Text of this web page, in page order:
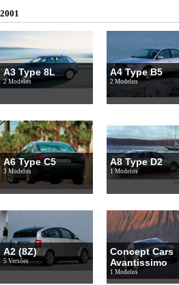
2001
A3 Type 8L
2 Modelos
A4 Type B5
2 Modelos
A6 Type C5
3 Modelos
A8 Type D2
1 Modelos
A2 (8Z)
5 Versões
Concept Cars
Avantissimo
1 Modelos